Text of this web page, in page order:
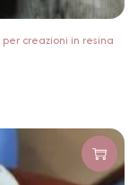
creazioni in resina